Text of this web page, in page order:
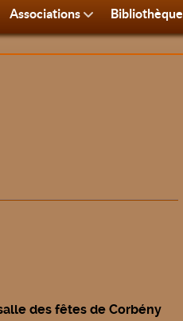
Associations Bibliothèque
des fêtes de Corbény